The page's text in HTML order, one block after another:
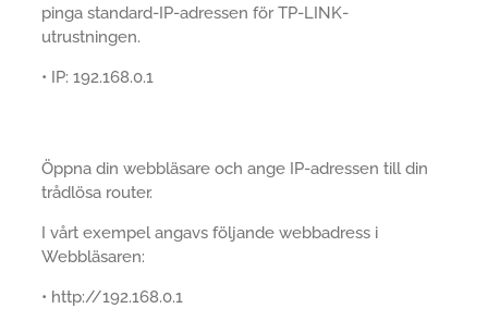
pinga standard-IP-adressen för TP-LINK-
utrustningen.
• IP: 192.168.0.1
Öppna din webbläsare och ange IP-adressen till din
trådlösa router.
I vårt exempel angavs följande webbadress i
Webbläsaren:
• http://192.168.0.1